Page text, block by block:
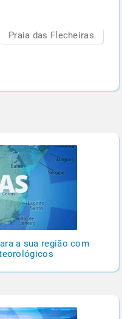
Praia das Flecheiras
a sua região com